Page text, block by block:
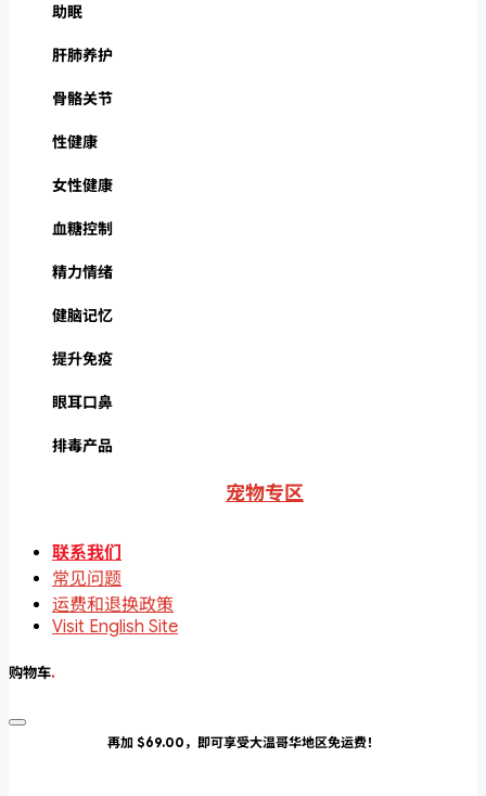
助眠
肝肺养护
骨骼关节
性健康
女性健康
血糖控制
精力情绪
健脑记忆
提升免疫
眼耳口鼻
排毒产品
宠物专区
联系我们
常见问题
运费和退换政策
Visit English Site
购物车.
再加 $69.00，即可享受大温哥华地区免运费！